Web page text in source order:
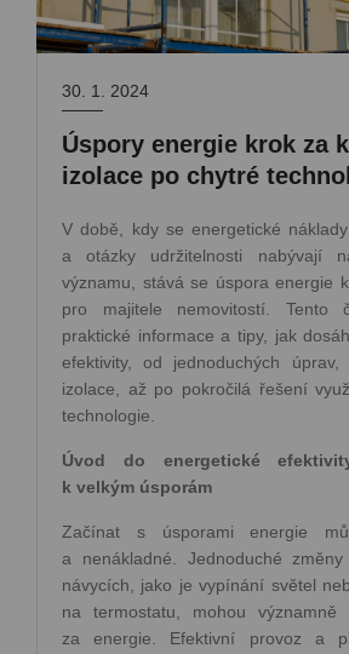
30. 1. 2024
Úspory energie krok za
izolace po chytré
V době, kdy se energetické
a otázky udržitelnosti nabývají
významu, stává se úspora energie
pro majitele nemovitostí. Tento
praktické informace a tipy, jak
efektivity, od jednoduchých
izolace, až po pokročilá řešení
technologie.
Úvod do energetické
k velkým úsporám
Začínat s úsporami energie
a nenákladné. Jednoduché
návycích, jako je vypínání světel
na termostatu, mohou
za energie. Efektivní provoz a